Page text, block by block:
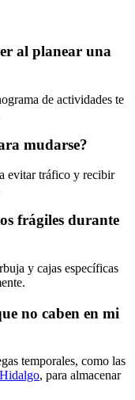
al planear una
de actividades te
mudarse?
evitar tráfico y recibir
frágiles durante
y cajas específicas
no caben en mi
temporales, como las
, para almacenar